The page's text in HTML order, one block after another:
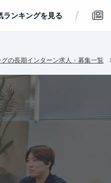
ランキングを見る /
の長期インターン求人・募集一覧